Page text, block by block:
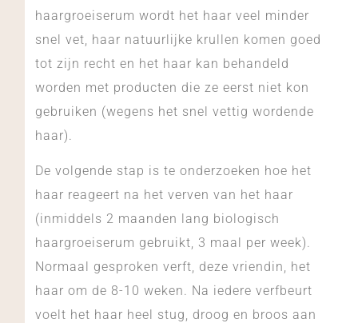
haargroeiserum wordt het haar veel minder
snel vet, haar natuurlijke krullen komen goed
tot zijn recht en het haar kan behandeld
worden met producten die ze eerst niet kon
gebruiken (wegens het snel vettig wordende
haar).
De volgende stap is te onderzoeken hoe het
haar reageert na het verven van het haar
(inmiddels 2 maanden lang biologisch
haargroeiserum gebruikt, 3 maal per week).
Normaal gesproken verft, deze vriendin, het
haar om de 8-10 weken. Na iedere verfbeurt
voelt het haar heel stug, droog en broos aan